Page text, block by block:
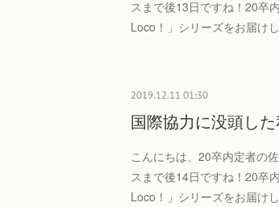
スまで後13日ですね！20卒
Loco！」シリーズをお届け
2019.12.11 01:30
国際協力に没頭し
こんにちは、20卒内定者の
スまで後14日ですね！20卒
Loco！」シリーズをお届け